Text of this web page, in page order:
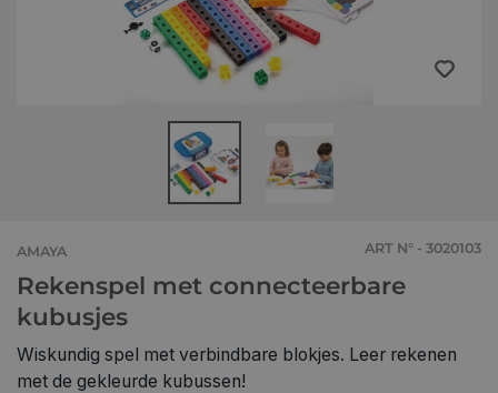
AMAYA ART N° - 3020103
Rekenspel met connecteerbare
kubusjes
Wiskundig spel met verbindbare blokjes. Leer rekenen
met de gekleurde kubussen!